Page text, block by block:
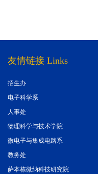
友情链接 Links
招生办
电子科学系
人事处
物理科学与技术学院
微电子与集成电路系
教务处
萨本栋微纳科技研究院